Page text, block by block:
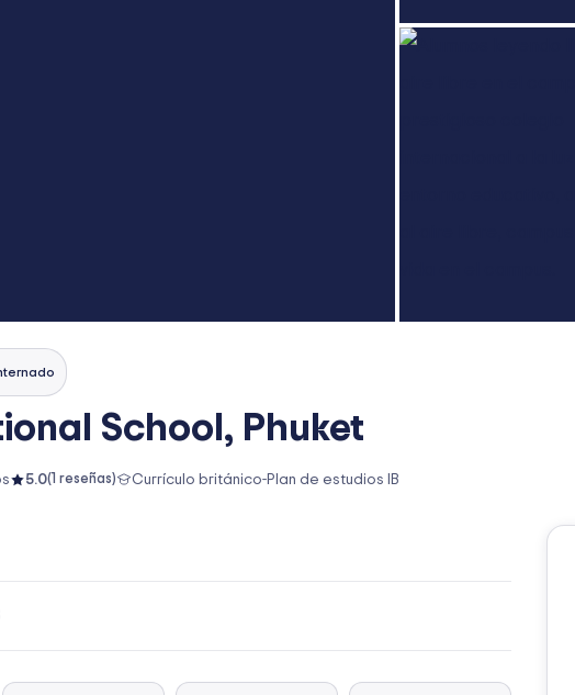
School, Phuket
5.0(1 reseñas) Currículo británico-Plan de estudios IB